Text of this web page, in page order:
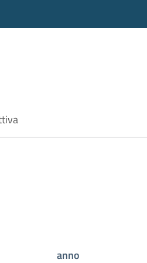
di ricerca
anno